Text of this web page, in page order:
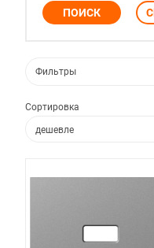
Фильтры
Сортировка
дешевле